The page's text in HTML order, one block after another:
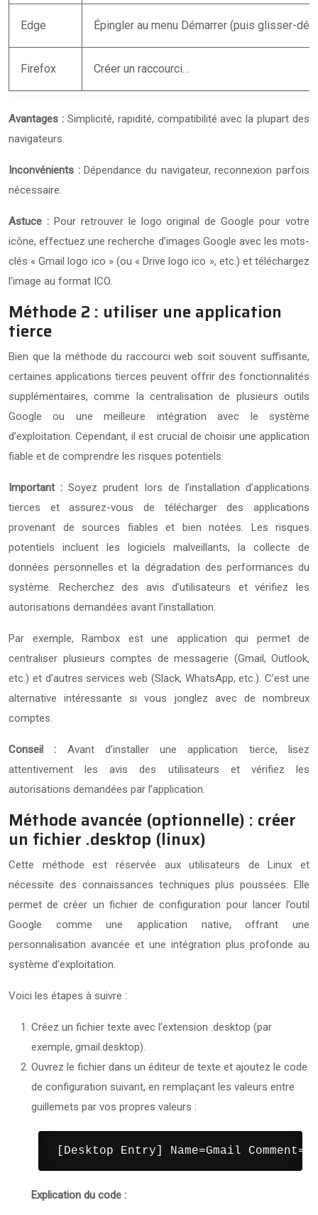
Edge Épingler au menu Démarrer (puis glisser-
Firefox Créer un raccourci…
Avantages : Simplicité, rapidité, compatibilité avec la plupart des
navigateurs.
Inconvénients :Dépendance du navigateur, reconnexion parfois
nécessaire.
Astuce : Pour retrouver le logo original de Google pour votre
icône, effectuez une recherche d’images Google avec les mots-
clés « Gmail logo ico » (ou « Drive logo ico », etc.) et téléchargez
l’image au format ICO.
Méthode 2 : utiliser une application
tierce
Bien que la méthode du raccourci web soit souvent suffisante,
certaines applications tierces peuvent offrir des fonctionnalités
supplémentaires, comme la centralisation de plusieurs outils
Google ou une meilleure intégration avec le système
d’exploitation. Cependant, il est crucial de choisir une application
fiable et de comprendre les risques potentiels.
Important :Soyez prudent lors de l’installation d’applications
tierces et assurez-vous de télécharger des applications
provenant de sources fiables et bien notées. Les risques
potentiels incluent les logiciels malveillants, la collecte de
données personnelles et la dégradation des performances du
système. Recherchez des avis d’utilisateurs et vérifiez les
autorisations demandées avant l’installation.
Par exemple, Rambox est une application qui permet de
centraliser plusieurs comptes de messagerie (Gmail, Outlook,
etc.) et d’autres services web (Slack, WhatsApp, etc.). C’est une
alternative intéressante si vous jonglez avec de nombreux
comptes.
Conseil : Avant d’installer une application tierce, lisez
attentivement les avis des utilisateurs et vérifiez les
autorisations demandées par l’application.
Méthode avancée (optionnelle) : créer
un fichier .desktop (linux)
Cette méthode est réservée aux utilisateurs de Linux et
nécessite des connaissances techniques plus poussées. Elle
permet de créer un fichier de configuration pour lancer l’outil
Google comme une application native, offrant une
personnalisation avancée et une intégration plus profonde au
système d’exploitation.
Voici les étapes à suivre :
Créez un fichier texte avec l’extension .desktop (par
exemple, gmail.desktop).
Ouvrez le fichier dans un éditeur de texte et ajoutez le code
de configuration suivant, en remplaçant les valeurs entre
guillemets par vos propres valeurs :
[Desktop Entry] Name=Gmail
Explication du code :